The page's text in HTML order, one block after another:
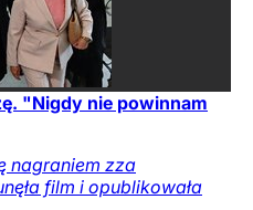
"Nigdy nie powinnam
nagraniem zza
film i opublikowała